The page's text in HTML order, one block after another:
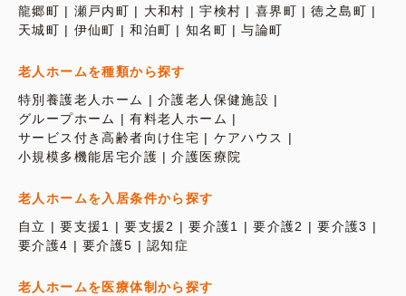
龍郷町
瀬戸内町 大和村 宇検村 喜界町
徳之島町
天城町
伊仙町 和泊町 知名町 与論町
老人ホームを種類から探す
特別養護老人ホーム
介護老人保健施設
グループホーム
有料老人ホーム
サービス付き高齢者向け住宅
ケアハウス
小規模多機能居宅介護
介護医療院
老人ホームを入居条件から探す
自立
要支援1 要支援2 要介護1 要介護2
要介護3
要介護4
要介護5 認知症
老人ホームを医療体制から探す